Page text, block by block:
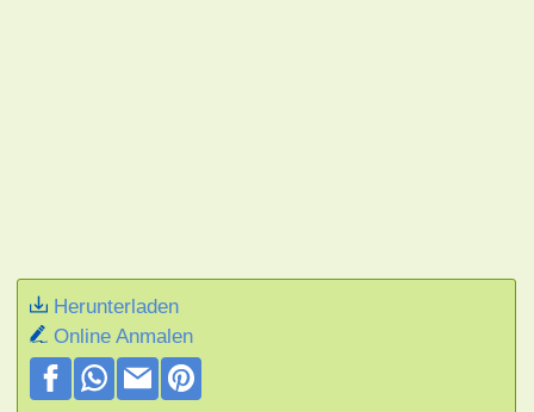
Herunterladen
Online Anmalen